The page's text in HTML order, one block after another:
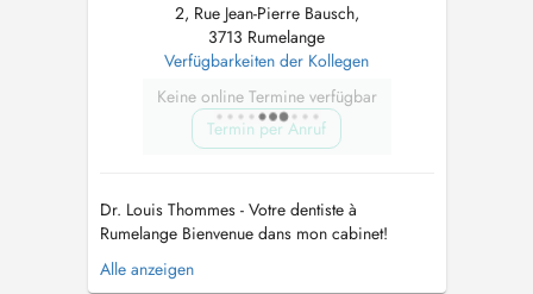
2, Rue Jean-Pierre Bausch,
3713 Rumelange
Verfügbarkeiten der Kollegen
Keine online Termine verfügbar
Termin per Anruf
Dr. Louis Thommes - Votre dentiste à
Rumelange Bienvenue dans mon cabinet!
Dentiste de deuxième génération, je traite avec
passion et précision tous les aspects de la
Alle anzeigen